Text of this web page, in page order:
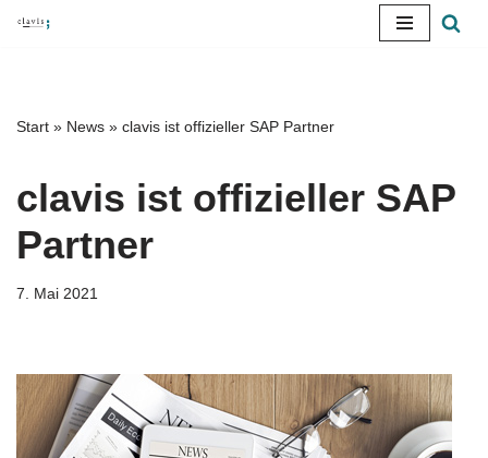
springen
Start » News » clavis ist offizieller SAP Partner
clavis ist offizieller SAP
Partner
7. Mai 2021